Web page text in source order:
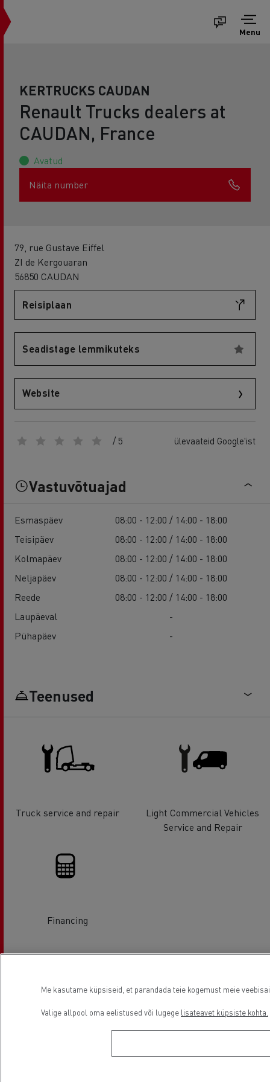
Menu
KERTRUCKS CAUDAN
Renault Trucks dealers at
CAUDAN, France
Avatud
Näita number
79, rue Gustave Eiffel
ZI de Kergouaran
56850 CAUDAN
Reisiplaan
Seadistage lemmikuteks
Website
/ 5 ülevaateid Google'ist
Vastuvõtuajad
Esmaspäev
08:00 - 12:00 / 14:00 - 18:00
Teisipäev
08:00 - 12:00 / 14:00 - 18:00
Kolmapäev
08:00 - 12:00 / 14:00 - 18:00
Neljapäev
08:00 - 12:00 / 14:00 - 18:00
Reede
08:00 - 12:00 / 14:00 - 18:00
Laupäeval
-
Pühapäev
-
Teenused
Truck service and repair
Light Commercial Vehicles
Service and Repair
Financing
Me kasutame küpsiseid, et parandada teie kogemust meie
Valige allpool oma eelistused või lugege lisateavet küpsiste kohta.